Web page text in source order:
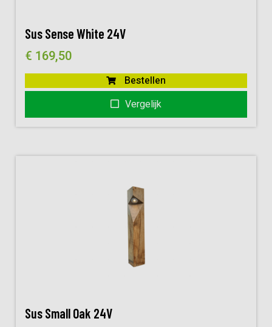
Sus Sense White 24V
€ 169,50
Bestellen
Vergelijk
Sus Small Oak 24V